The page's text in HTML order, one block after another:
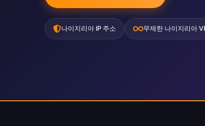
나이지리아 IP 주소 무제한 나이지리아